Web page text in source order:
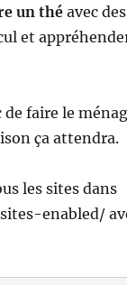
un théavec
et
de faire le
ça attendra.
les sites dans
enabled/